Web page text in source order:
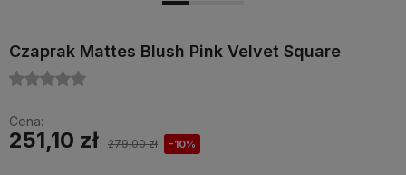
Czaprak Mattes Blush Pink Velvet Square
Cena:
251,10 zł 279,00 zł -10%